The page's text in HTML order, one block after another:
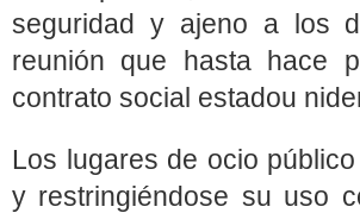
seguridad y ajeno a los
reunión que hasta hace
contrato social estadou
Los lugares de ocio
y restringiéndose su uso